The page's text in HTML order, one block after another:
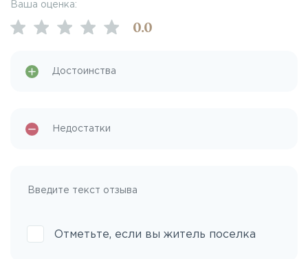
Ваша оценка:
0.0
Отметьте, если вы житель поселка